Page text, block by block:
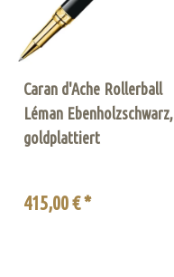
Caran d'Ache Rollerball
Léman Ebenholzschwarz,
goldplattiert
415,00 € *